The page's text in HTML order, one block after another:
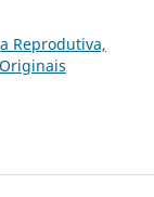
Reprodutiva,